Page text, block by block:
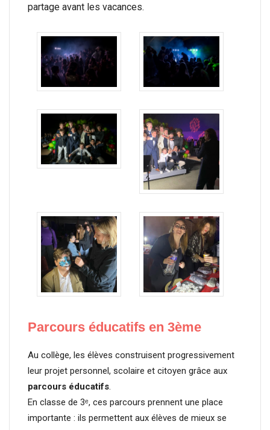
partage avant les vacances.
Parcours éducatifs en 3ème
Au collège, les élèves construisent progressivement
leur projet personnel, scolaire et citoyen grâce aux
parcours éducatifs.
En classe de 3ᵉ, ces parcours prennent une place
importante : ils permettent aux élèves de mieux se